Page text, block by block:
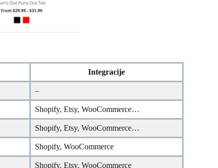
Integracije
–
Shopify, Etsy, WooCommerce…
Shopify, Etsy, WooCommerce…
Shopify, WooCommerce
Shopify, Etsy, WooCommerce